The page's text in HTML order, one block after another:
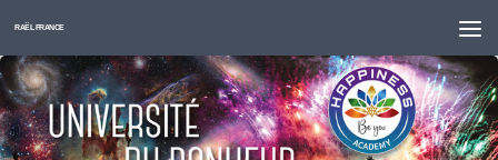
Skip to content
RAËL FRANCE